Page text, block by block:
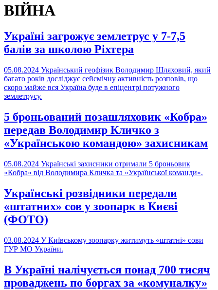
ВІЙНА
Україні загрожує землетрус у 7-7,5
балів за школою Ріхтера
05.08.2024 Український геофізик Володимир Шляховий, який
багато років досліджує сейсмічну активність розповів, що
скоро майже вся Україна буде в епіцентрі потужного
землетрусу.
5 броньований позашляховик «Кобра»
передав Володимир Кличко з
«Українською командою» захисникам
05.08.2024 Українські захисники отримали 5 броньовик
«Кобра» від Володимира Кличка та «Української команди».
Українські розвідники передали
«штатних» сов у зоопарк в Києві
(ФОТО)
03.08.2024 У Київському зоопарку житимуть «штатні» сови
ГУР МО України.
В Україні налічується понад 700 тисяч
проваджень по боргах за «комуналку»